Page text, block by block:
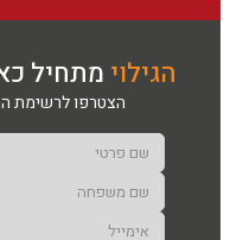
הגילוי מתחיל
הצטרפו לרשימת